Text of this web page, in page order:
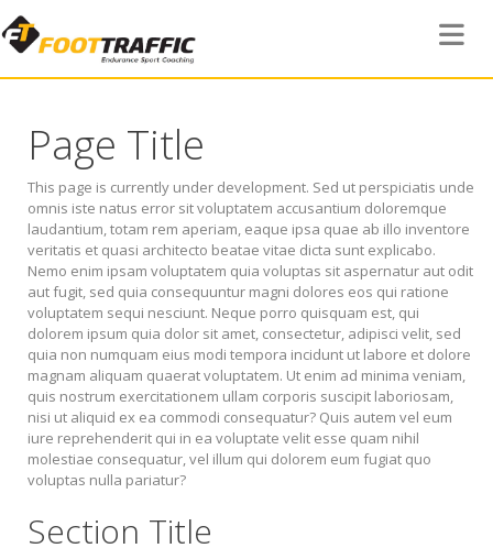
Toggle
Page Title
This page is currently under development. Sed ut perspiciatis unde
omnis iste natus error sit voluptatem accusantium doloremque
laudantium, totam rem aperiam, eaque ipsa quae ab illo inventore
veritatis et quasi architecto beatae vitae dicta sunt explicabo.
Nemo enim ipsam voluptatem quia voluptas sit aspernatur aut odit
aut fugit, sed quia consequuntur magni dolores eos qui ratione
voluptatem sequi nesciunt. Neque porro quisquam est, qui
dolorem ipsum quia dolor sit amet, consectetur, adipisci velit, sed
quia non numquam eius modi tempora incidunt ut labore et dolore
magnam aliquam quaerat voluptatem. Ut enim ad minima veniam,
quis nostrum exercitationem ullam corporis suscipit laboriosam,
nisi ut aliquid ex ea commodi consequatur? Quis autem vel eum
iure reprehenderit qui in ea voluptate velit esse quam nihil
molestiae consequatur, vel illum qui dolorem eum fugiat quo
voluptas nulla pariatur?
Section Title